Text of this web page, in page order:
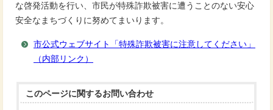
な啓発活動を行い、市民が特殊詐欺被害に遭うことのない安心
安全なまちづくりに努めてまいります。
市公式ウェブサイト「特殊詐欺被害に注意してください」
（内部リンク）
このページに関するお問い合わせ